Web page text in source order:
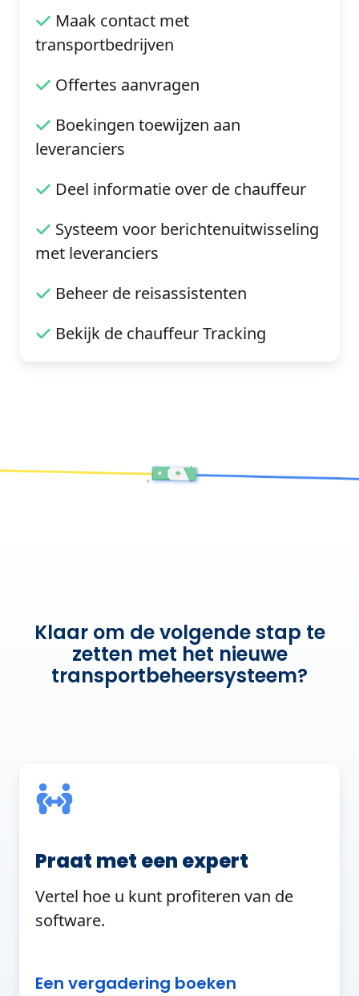
Maak contact met
transportbedrijven
Offertes aanvragen
Boekingen toewijzen aan
leveranciers
Deel informatie over de chauffeur
Systeem voor berichtenuitwisseling
met leveranciers
Beheer de reisassistenten
Bekijk de chauffeur Tracking
Klaar om de volgende stap te
zetten met het nieuwe
transportbeheersysteem?
Praat met een expert
Vertel hoe u kunt profiteren van de
software.
Een vergadering boeken